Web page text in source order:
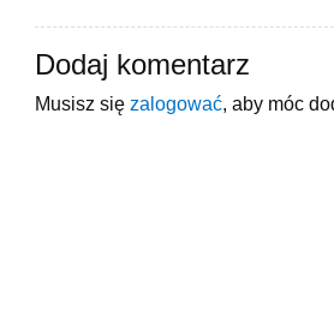
Dodaj komentarz
Musisz się zalogować , aby móc